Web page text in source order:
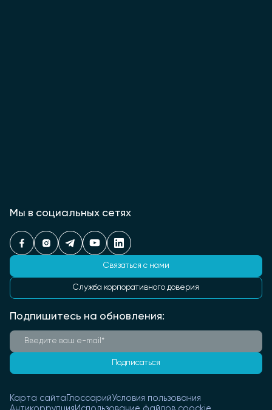
Мы в социальных сетях
Связаться с нами
Служба корпоративного доверия
Подпишитесь на обновления:
Подписаться
Карта сайта Глоссарий Условия пользования